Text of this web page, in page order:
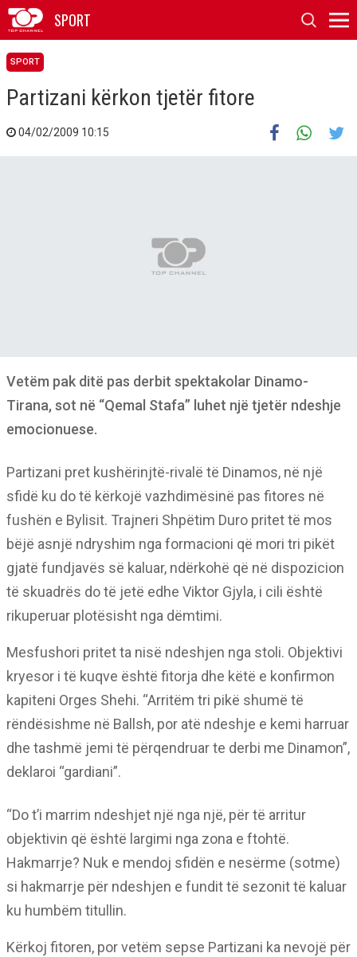
SPORT
SPORT
Partizani kërkon tjetër fitore
04/02/2009 10:15
Vetëm pak ditë pas derbit spektakolar Dinamo-
Tirana, sot në “Qemal Stafa” luhet një tjetër ndeshje
emocionuese.
Partizani pret kushërinjtë-rivalë të Dinamos, në një
sfidë ku do të kërkojë vazhdimësinë pas fitores në
fushën e Bylisit. Trajneri Shpëtim Duro pritet të mos
bëjë asnjë ndryshim nga formacioni që mori tri pikët
gjatë fundjavës së kaluar, ndërkohë që në dispozicion
të skuadrës do të jetë edhe Viktor Gjyla, i cili është
rikuperuar plotësisht nga dëmtimi.
Mesfushori pritet ta nisë ndeshjen nga stoli. Objektivi
kryesor i të kuqve është fitorja dhe këtë e konfirmon
kapiteni Orges Shehi. “Arritëm tri pikë shumë të
rëndësishme në Ballsh, por atë ndeshje e kemi harruar
dhe tashmë jemi të përqendruar te derbi me Dinamon”,
deklaroi “gardiani”.
“Do t’i marrim ndeshjet një nga një, për të arritur
objektivin që është largimi nga zona e ftohtë.
Hakmarrje? Nuk e mendoj sfidën e nesërme (sotme)
si hakmarrje për ndeshjen e fundit të sezonit të kaluar
ku humbëm titullin.
Kërkoj fitoren, por vetëm sepse Partizani ka nevojë për